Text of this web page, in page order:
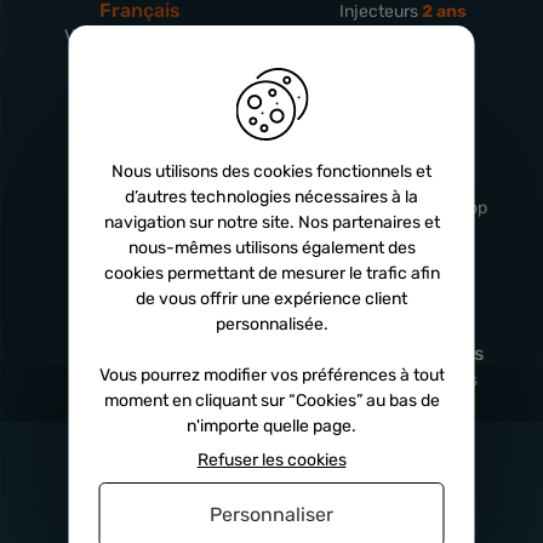
Français
Vitry-En-Artois (62)
Injecteurs2 ans
rapide
Sous 24h à 48h
professionnel
De 8h à 17h Non-stop
Sous 14 jours
fois
Sécurisé, sans frais
Nous utilisons des cookies fonctionnels et
d’autres technologies nécessaires à la
navigation sur notre site. Nos partenaires et
nous-mêmes utilisons également des
cookies permettant de mesurer le trafic afin
de vous offrir une expérience client
personnalisée.
Vous pourrez modifier vos préférences à tout
moment en cliquant sur “Cookies” au bas de
n'importe quelle page.
Refuser les cookies
Personnaliser